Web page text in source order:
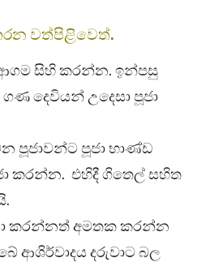
වත්පිළිවෙත්.
සිහි කරන්න. ඉන්පසු
දෙවියන් උදෙසා පූජා
පූජාවන්ට පූජා භාණ්ඩ
කරන්න. එහිදී ගිතෙල් සහිත
කරන්නත් අමතක කරන්න
ආශිර්වාදය දරුවාට බල